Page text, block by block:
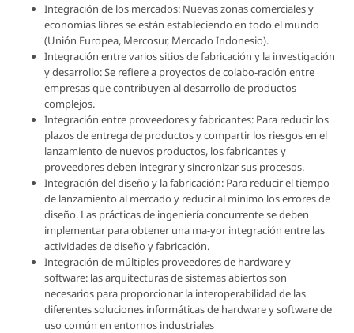
Integración de los mercados: Nuevas zonas comerciales y
economías libres se están estableciendo en todo el mundo
(Unión Europea, Mercosur, Mercado Indonesio).
Integración entre varios sitios de fabricación y la investigación
y desarrollo: Se refiere a proyectos de colabo-ración entre
empresas que contribuyen al desarrollo de productos
complejos.
Integración entre proveedores y fabricantes: Para reducir los
plazos de entrega de productos y compartir los riesgos en el
lanzamiento de nuevos productos, los fabricantes y
proveedores deben integrar y sincronizar sus procesos.
Integración del diseño y la fabricación: Para reducir el tiempo
de lanzamiento al mercado y reducir al mínimo los errores de
diseño. Las prácticas de ingeniería concurrente se deben
implementar para obtener una ma-yor integración entre las
actividades de diseño y fabricación.
Integración de múltiples proveedores de hardware y
software: las arquitecturas de sistemas abiertos son
necesarios para proporcionar la interoperabilidad de las
diferentes soluciones informáticas de hardware y software de
uso común en entornos industriales